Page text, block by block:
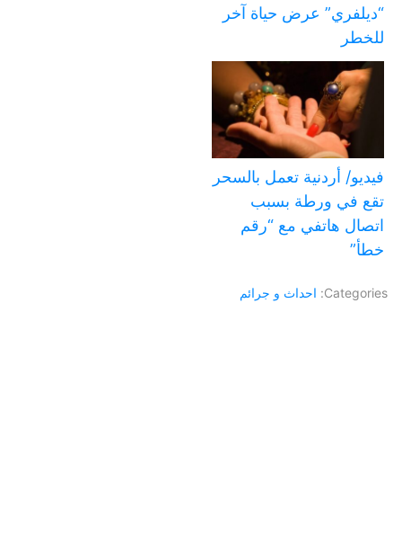
“ديلفري” عرض حياة آخر
للخطر
فيديو/ أردنية تعمل بالسحر
تقع في ورطة بسبب
اتصال هاتفي مع “رقم
خطأ”
Categories: احداث و جرائم